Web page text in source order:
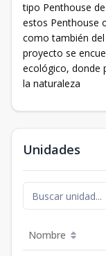
tipo Penthouse
estos Penthouse
como también
proyecto se
ecológico, donde
la naturaleza
Unidades
Nombre